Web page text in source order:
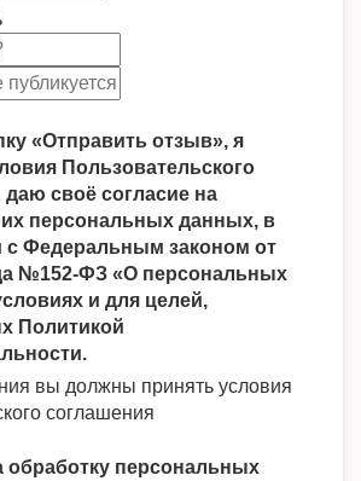
«Отправить отзыв», я
Пользовательского
своё согласие на
персональных данных, в
с Федеральным законом от
№152-ФЗ «О персональных
и для целей,
Политикой
вы должны принять условия
соглашения
обработку персональных